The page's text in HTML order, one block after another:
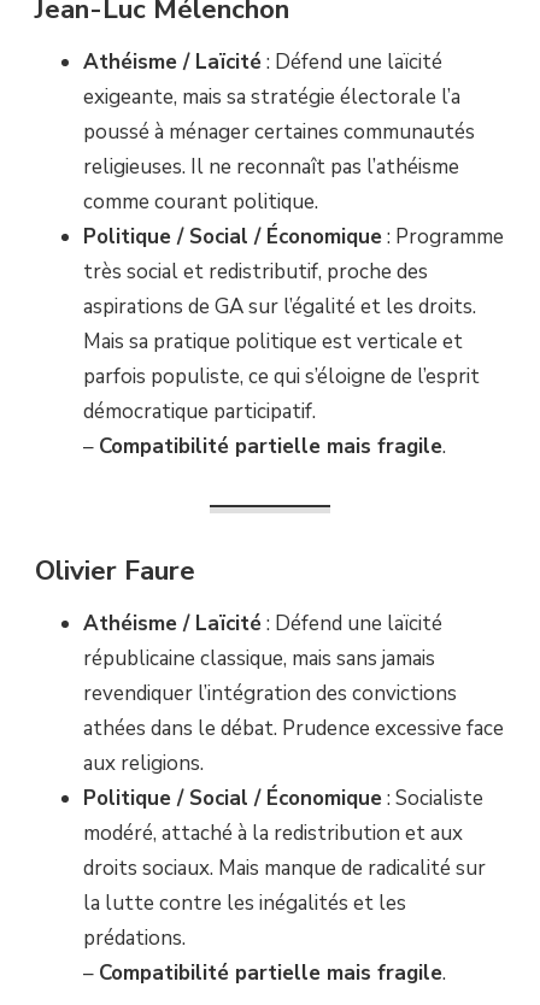
Jean-Luc Mélenchon
Athéisme / Laïcité: Défend une laïcité
exigeante, mais sa stratégie électorale l’a
poussé à ménager certaines communautés
religieuses. Il ne reconnaît pas l’athéisme
comme courant politique.
Politique / Social / Économique: Programme
très social et redistributif, proche des
aspirations de GA sur l’égalité et les droits.
Mais sa pratique politique est verticale et
parfois populiste, ce qui s’éloigne de l’esprit
démocratique participatif.
– Compatibilité partielle mais fragile.
Olivier Faure
Athéisme / Laïcité: Défend une laïcité
républicaine classique, mais sans jamais
revendiquer l’intégration des convictions
athées dans le débat. Prudence excessive face
aux religions.
Politique / Social / Économique: Socialiste
modéré, attaché à la redistribution et aux
droits sociaux. Mais manque de radicalité sur
la lutte contre les inégalités et les
prédations.
– Compatibilité partielle mais fragile.